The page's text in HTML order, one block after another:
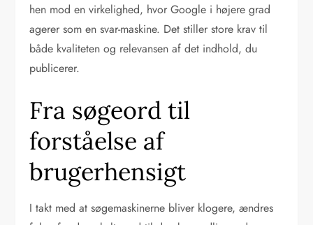
hen mod en virkelighed, hvor Google i højere grad
agerer som en svar-maskine. Det stiller store krav til
både kvaliteten og relevansen af det indhold, du
publicerer.
Fra søgeord til
forståelse af
brugerhensigt
I takt med at søgemaskinerne bliver klogere, ændres